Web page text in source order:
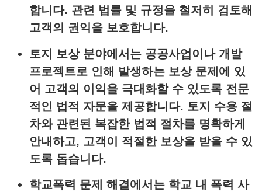
합니다. 관련 법률 및 규정을 철저히 검토해
고객의 권익을 보호합니다.
토지 보상분야에서는 공공사업이나 개발
프로젝트로 인해 발생하는 보상 문제에 있
어 고객의 이익을 극대화할 수 있도록 전문
적인 법적 자문을 제공합니다. 토지 수용 절
차와 관련된 복잡한 법적 절차를 명확하게
안내하고, 고객이 적절한 보상을 받을 수 있
도록 돕습니다.
학교폭력 문제 해결에서는 학교 내 폭력 사